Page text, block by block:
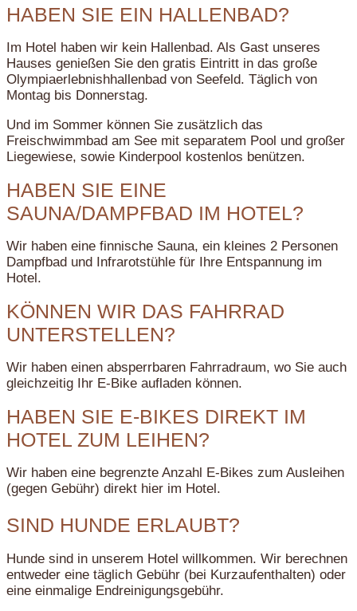
HABEN SIE EIN HALLENBAD?
Im Hotel haben wir kein Hallenbad. Als Gast unseres
Hauses genießen Sie den gratis Eintritt in das große
Olympiaerlebnishhallenbad von Seefeld. Täglich von
Montag bis Donnerstag.
Und im Sommer können Sie zusätzlich das
Freischwimmbad am See mit separatem Pool und großer
Liegewiese, sowie Kinderpool kostenlos benützen.
HABEN SIE EINE
SAUNA/DAMPFBAD IM HOTEL?
Wir haben eine finnische Sauna, ein kleines 2 Personen
Dampfbad und Infrarotstühle für Ihre Entspannung im
Hotel.
KÖNNEN WIR DAS FAHRRAD
UNTERSTELLEN?
Wir haben einen absperrbaren Fahrradraum, wo Sie auch
gleichzeitig Ihr E-Bike aufladen können.
HABEN SIE E-BIKES DIREKT IM
HOTEL ZUM LEIHEN?
Wir haben eine begrenzte Anzahl E-Bikes zum Ausleihen
(gegen Gebühr) direkt hier im Hotel.
SIND HUNDE ERLAUBT?
Hunde sind in unserem Hotel willkommen. Wir berechnen
entweder eine täglich Gebühr (bei Kurzaufenthalten) oder
eine einmalige Endreinigungsgebühr.